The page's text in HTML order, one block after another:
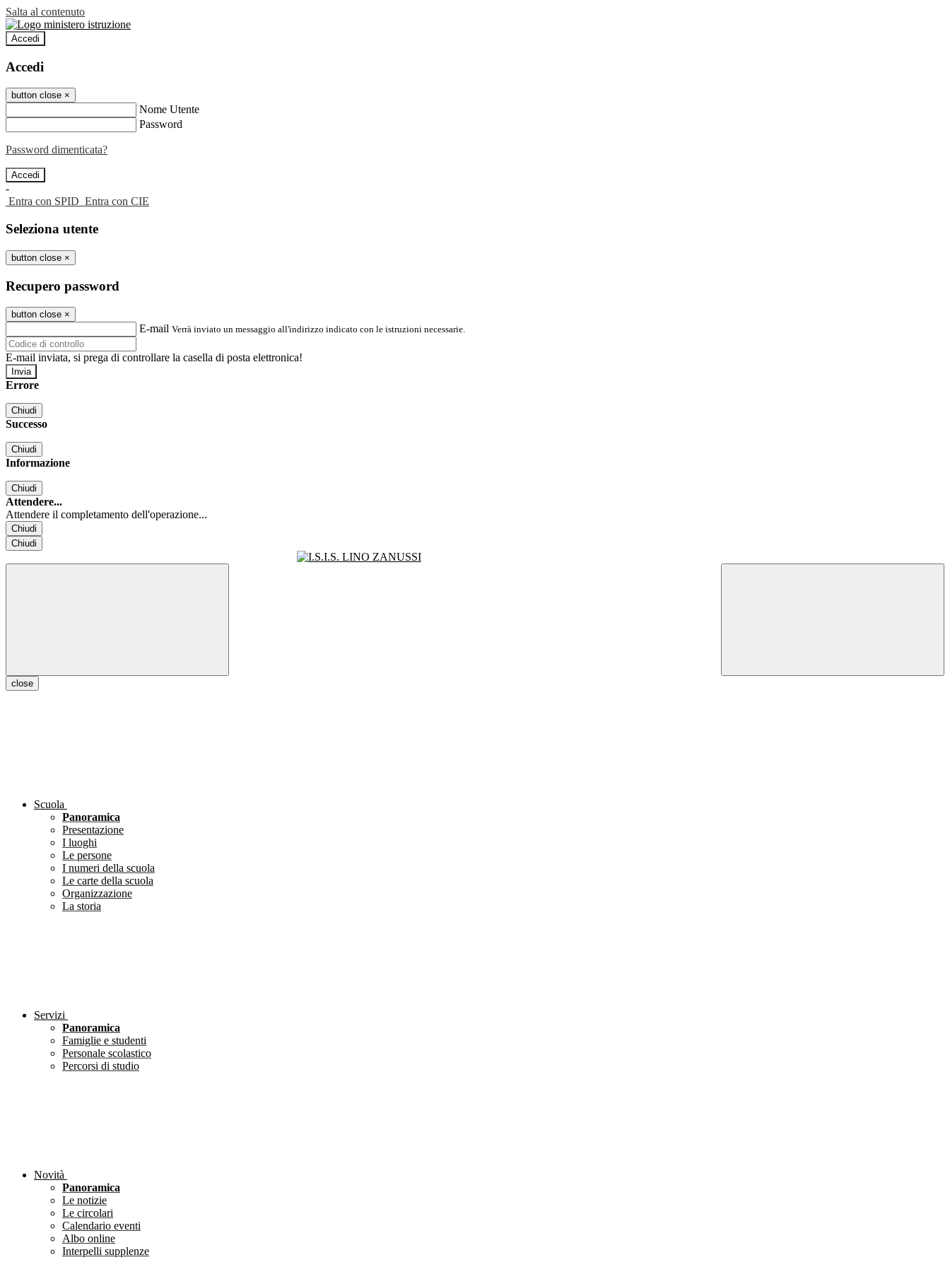
Salta al contenuto
Accedi
Accedi
button close ×
Nome Utente
Password
Password dimenticata?
-
Entra con SPID Entra con CIE
Seleziona utente
button close ×
Recupero password
button close ×
E-mail Verrà inviato un messaggio all'indirizzo indicato con le istruzioni necessarie.
E-mail inviata, si prega di controllare la casella di posta elettronica!
Errore
Chiudi
Successo
Chiudi
Informazione
Chiudi
Attendere...
Attendere il completamento dell'operazione...
Chiudi
Chiudi
close
Scuola
Panoramica
Presentazione
I luoghi
Le persone
I numeri della scuola
Le carte della scuola
Organizzazione
La storia
Servizi
Panoramica
Famiglie e studenti
Personale scolastico
Percorsi di studio
Novità
Panoramica
Le notizie
Le circolari
Calendario eventi
Albo online
Interpelli supplenze